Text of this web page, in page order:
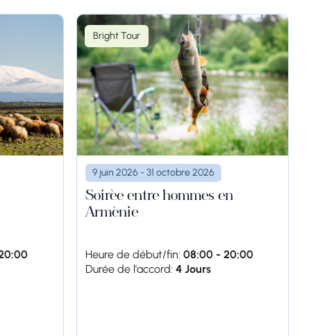
Bright Tour
9 juin 2026 - 31 octobre 2026
Soirée entre hommes en
Arménie
Heure de début/fin: 08:00 - 20:00
Durée de l'accord: 4 Jours